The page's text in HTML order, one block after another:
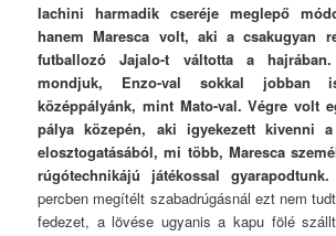
Iachini harmadik cseréje meglepő
hanem Maresca volt, aki a csakugyan
futballozó Jajalo-t váltotta a
mondjuk, Enzo-val sokkal
középpályánk, mint Mato-val. Végre volt
pálya közepén, aki igyekezett kivenni
elosztogatásából, mi több, Maresca
rúgótechnikájú játékossal gyarapodtunk.
percben megítélt szabadrúgásnál ezt nem
fedezet, a lövése ugyanis a kapu fölé